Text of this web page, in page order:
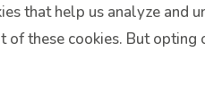
that help us analyze and
these cookies. But opting